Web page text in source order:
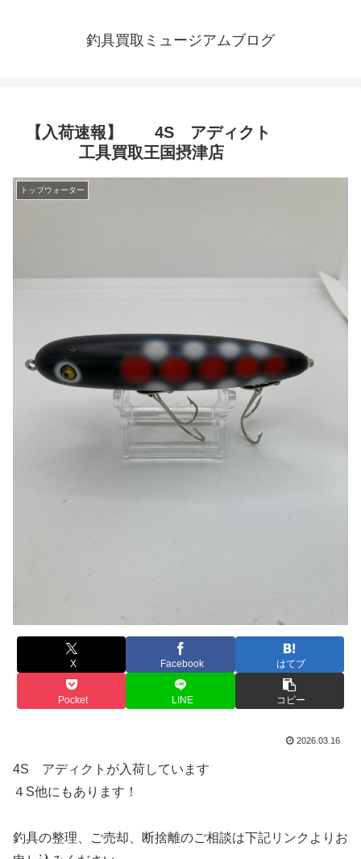
釣具買取ミュージアムブログ
【入荷速報】 4S アディクト
工具買取王国摂津店
トップウォーター
X Facebook はてブ
Pocket LINE コピー
2026.03.16
4S アディクトが入荷しています
４S他にもあります！
釣具の整理、ご売却、断捨離のご相談は下記リンクよりお